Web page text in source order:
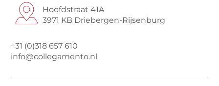
Hoofdstraat 41A
3971 KB Driebergen-Rijsenburg
+31 (0)318 657 610
info@collegamento.nl